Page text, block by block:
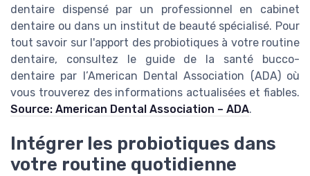
dentaire dispensé par un professionnel en cabinet
dentaire ou dans un institut de beauté spécialisé. Pour
tout savoir sur l'apport des probiotiques à votre routine
dentaire, consultez le guide de la santé bucco-
dentaire par l’American Dental Association (ADA) où
vous trouverez des informations actualisées et fiables.
Source: American Dental Association – ADA.
Intégrer les probiotiques dans
votre routine quotidienne